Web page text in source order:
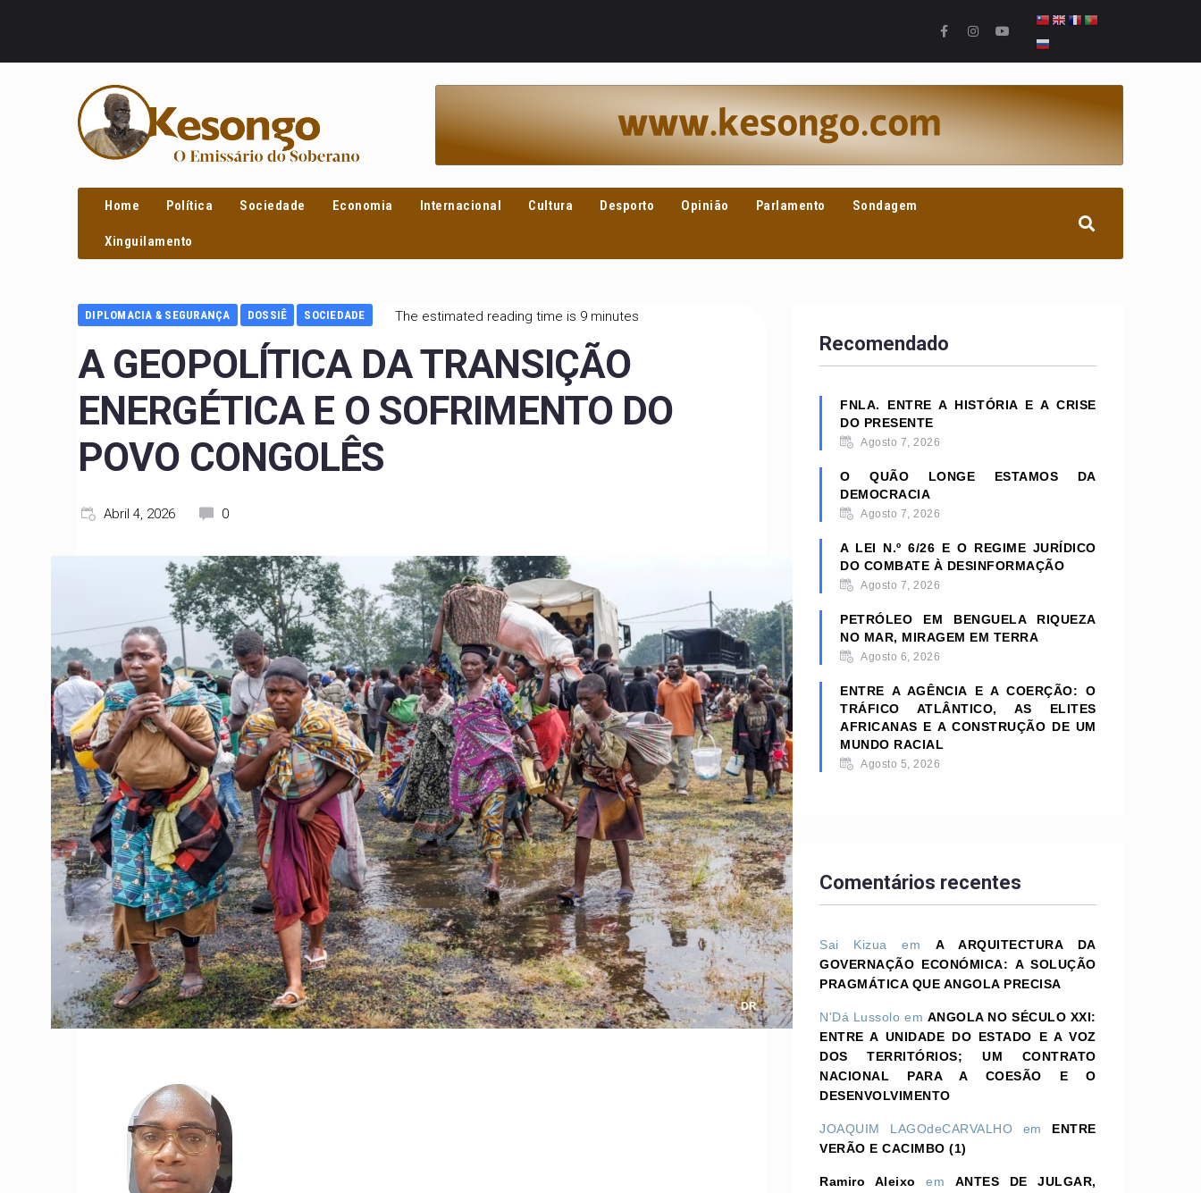
Home Política Sociedade Economia Internacional Cultura Desporto Opinião Parlamento Sondagem
Xinguilamento
DIPLOMACIA & SEGURANÇA DOSSIÊ SOCIEDADE The estimated reading time is 9 minutes
A GEOPOLÍTICA DA TRANSIÇÃO
ENERGÉTICA E O SOFRIMENTO DO
POVO CONGOLÊS
Abril 4, 2026 0
Recomendado
FNLA. ENTRE A HISTÓRIA E A CRISE
DO PRESENTE
Agosto 7, 2026
O QUÃO LONGE ESTAMOS DA
DEMOCRACIA
Agosto 7, 2026
A LEI N.º 6/26 E O REGIME JURÍDICO
DO COMBATE À DESINFORMAÇÃO
Agosto 7, 2026
PETRÓLEO EM BENGUELA RIQUEZA
NO MAR, MIRAGEM EM TERRA
Agosto 6, 2026
ENTRE A AGÊNCIA E A COERÇÃO: O
TRÁFICO ATLÂNTICO, AS ELITES
AFRICANAS E A CONSTRUÇÃO DE UM
MUNDO RACIAL
Agosto 5, 2026
Comentários recentes
Sai Kizua emA ARQUITECTURA DA
GOVERNAÇÃO ECONÓMICA: A SOLUÇÃO
PRAGMÁTICA QUE ANGOLA PRECISA
N'Dá Lussolo em ANGOLA NO SÉCULO XXI:
ENTRE A UNIDADE DO ESTADO E A VOZ
DOS TERRITÓRIOS; UM CONTRATO
NACIONAL PARA A COESÃO E O
DESENVOLVIMENTO
JOAQUIM LAGOdeCARVALHO em ENTRE
VERÃO E CACIMBO (1)
Ramiro Aleixo em ANTES DE JULGAR,
PROCURAR